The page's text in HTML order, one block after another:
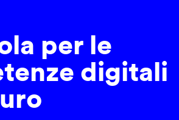
per le
digitali